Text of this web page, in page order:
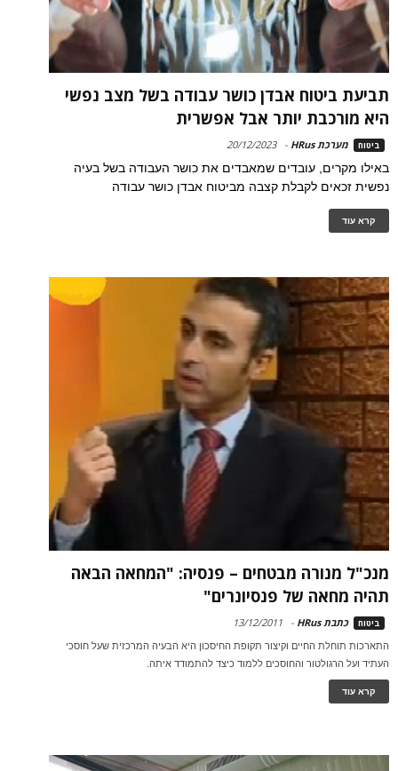
תביעת ביטוח אבדן כושר עבודה בשל מצב נפשי
היא מורכבת יותר אבל אפשרית
ביטוח מערכת HRus -
20/12/2023
באילו מקרים, עובדים שמאבדים את כושר העבודה בשל בעיה
נפשית זכאים לקבלת קצבה מביטוח אבדן כושר עבודה
קרא עוד
מנכ"ל מנורה מבטחים – פנסיה: "המחאה הבאה
תהיה מחאה של פנסיונרים"
ביטוח כתבת HRus -
13/12/2011
התארכות תוחלת החיים וקיצור תקופת החיסכון היא הבעיה המרכזית שעל חוסכי
העתיד ועל הרגולטור והחוסכים ללמוד כיצד להתמודד איתה.
קרא עוד